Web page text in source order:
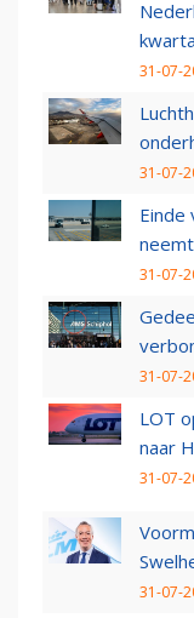
31-07-
31-07-
Einde
31-07-
31-07-
LOT
naar
31-07-
31-07-